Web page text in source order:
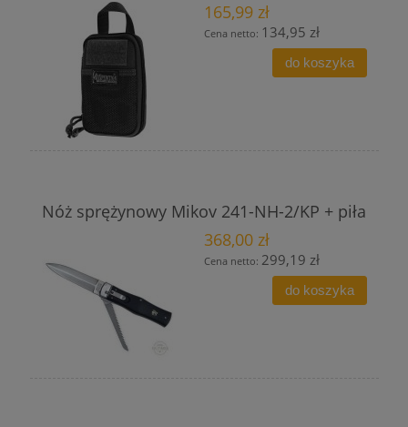
165,99 zł
Cena netto: 134,95 zł
do koszyka
Nóż sprężynowy Mikov 241-NH-2/KP + piła
368,00 zł
Cena netto: 299,19 zł
do koszyka